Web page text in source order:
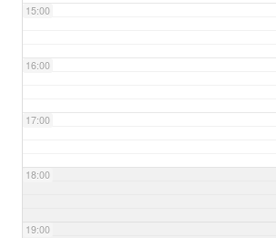
15:00
16:00
17:00
18:00
19:00